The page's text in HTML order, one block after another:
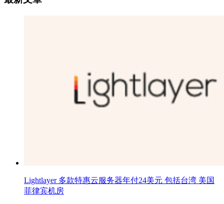
Lightlayer 多款特惠云服务器年付24美元 包括台湾 美国
菲律宾机房